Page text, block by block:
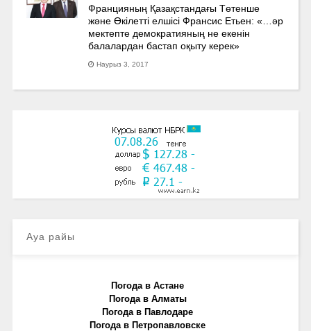
Францияның Қазақстандағы Төтенше
және Өкілетті елшісі Франсис Етьен: «…әр
мектепте демократияның не екенін
балалардан бастап оқыту керек»
Наурыз 3, 2017
Ауа райы
Погода в Астане
Погода в Алматы
Погода в Павлодаре
Погода в Петропавловске